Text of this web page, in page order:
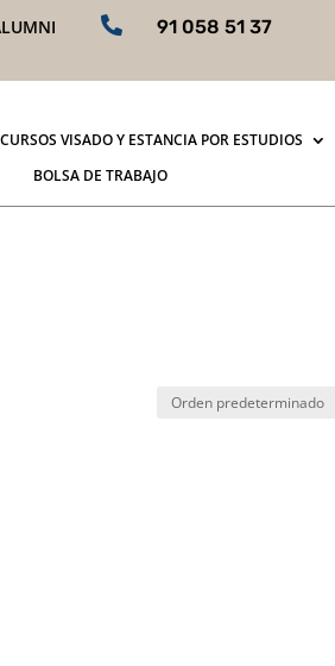
 91 058 51 37
CURSOS VISADO Y ESTANCIA POR ESTUDIOS
BOLSA DE TRABAJO